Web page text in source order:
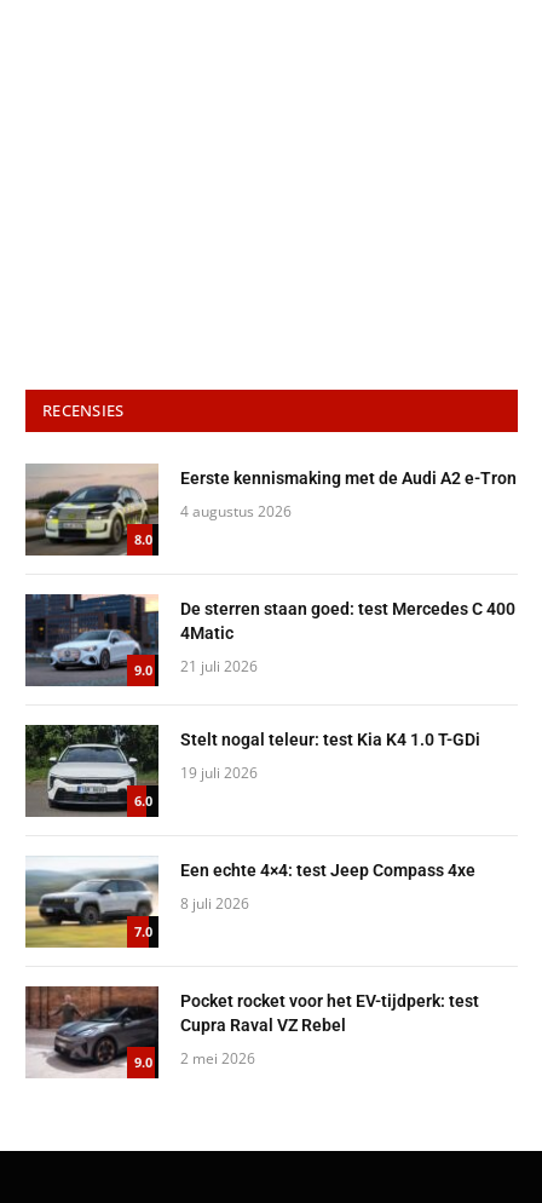
RECENSIES
8.0
Eerste kennismaking met de Audi A2 e-Tron
4 augustus 2026
9.0
De sterren staan goed: test Mercedes C 400
4Matic
21 juli 2026
6.0
Stelt nogal teleur: test Kia K4 1.0 T-GDi
19 juli 2026
7.0
Een echte 4×4: test Jeep Compass 4xe
8 juli 2026
9.0
Pocket rocket voor het EV-tijdperk: test
Cupra Raval VZ Rebel
2 mei 2026